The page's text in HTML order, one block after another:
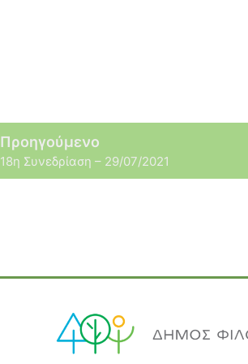
Προηγούμενο
18η Συνεδρίαση – 29/07/2021